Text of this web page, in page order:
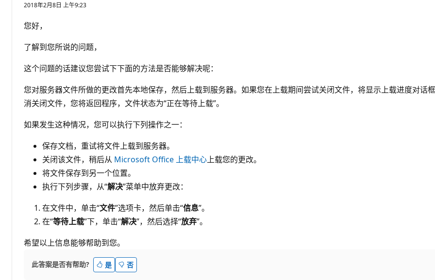
2018年2月8日 上午9:23
您好，
了解到您所说的问题，
这个问题的话建议您尝试下下面的方法是否能够解决呢：
您对服务器文件所做的更改首先本地保存，然后上载到服务器。如果您在上载期间尝试关闭文件，将显示上载进度对话
消关闭文件，您将返回程序，文件状态为“正在等待上载”。
如果发生这种情况，您可以执行下列操作之一：
保存文档，重试将文件上载到服务器。
关闭该文件，稍后从 Microsoft Office 上载中心上载您的更改。
将文件保存到另一个位置。
执行下列步骤，从“解决”菜单中放弃更改：
在文件中，单击“文件”选项卡，然后单击“信息”。
在“等待上载”下，单击“解决”，然后选择“放弃”。
希望以上信息能够帮助到您。
此答案是否有帮助? 是 否